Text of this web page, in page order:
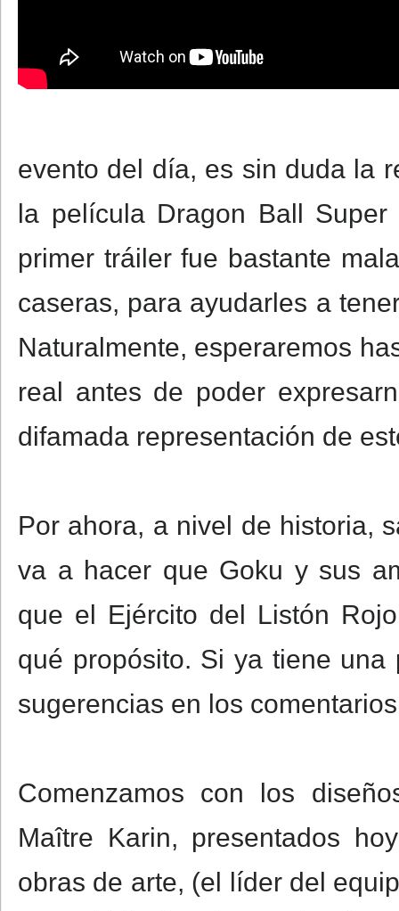
evento del día, es sin duda la
la película Dragon Ball
primer tráiler fue bastante
caseras, para ayudarles a
Naturalmente, esperaremos
real antes de poder
difamada representación de
Por ahora, a nivel de historia,
va a hacer que Goku y sus
que el Ejército del Listón
qué propósito. Si ya tiene una
sugerencias en los
Comenzamos con los
Maître Karin, presentados
obras de arte, (el líder del